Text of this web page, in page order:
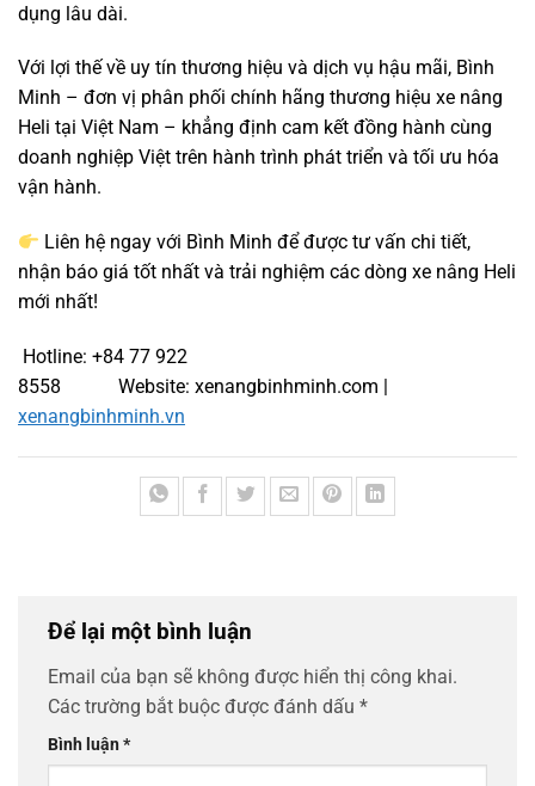
dụng lâu dài.
Với lợi thế về uy tín thương hiệu và dịch vụ hậu mãi, Bình
Minh – đơn vị phân phối chính hãng thương hiệu xe nâng
Heli tại Việt Nam – khẳng định cam kết đồng hành cùng
doanh nghiệp Việt trên hành trình phát triển và tối ưu hóa
vận hành.
Liên hệ ngay với Bình Minh để được tư vấn chi tiết,
nhận báo giá tốt nhất và trải nghiệm các dòng xe nâng Heli
mới nhất!
Hotline: +84 77 922
8558 Website: xenangbinhminh.com |
xenangbinhminh.vn
Để lại một bình luận
Email của bạn sẽ không được hiển thị công khai.
Các trường bắt buộc được đánh dấu *
Bình luận*